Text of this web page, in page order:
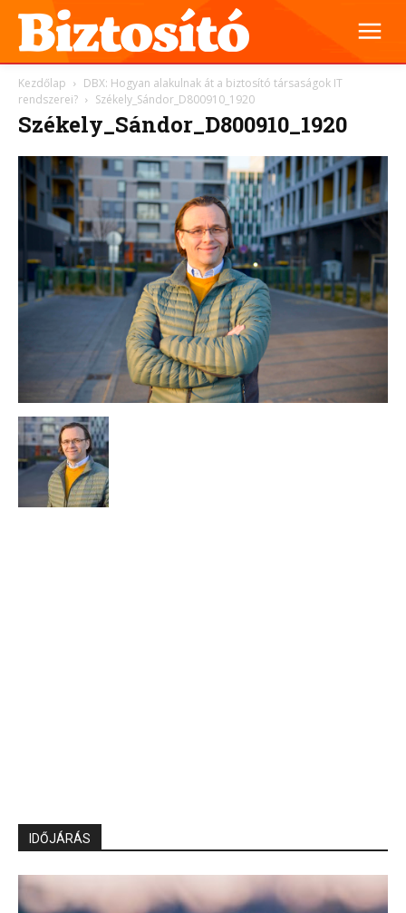
Kezdőlap
DBX: Hogyan alakulnak át a biztosító társaságok IT
rendszerei?
Székely_Sándor_D800910_1920
Székely_Sándor_D800910_1920
IDŐJÁRÁS